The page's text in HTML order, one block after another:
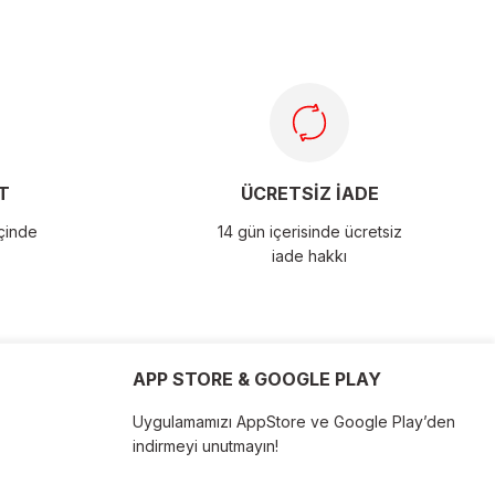
ÜCRETSİZ İADE
14 gün içerisinde ücretsiz
iade hakkı
APP STORE & GOOGLE PLAY
Uygulamamızı AppStore ve Google Play’den
indirmeyi unutmayın!